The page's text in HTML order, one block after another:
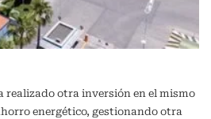
realizado otra inversión en el mismo
energético, gestionando otra